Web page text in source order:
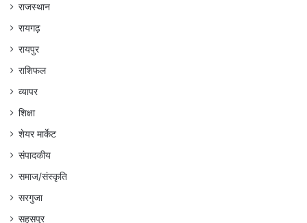
राजस्थान
रायगढ़
रायपुर
राशिफल
व्यापर
शिक्षा
शेयर मार्केट
संपादकीय
समाज/संस्कृति
सरगुजा
सहसपुर